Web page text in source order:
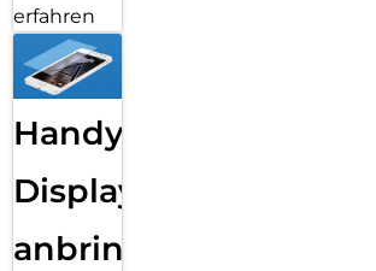
erfahren
Handy
Displayfolie
anbringen